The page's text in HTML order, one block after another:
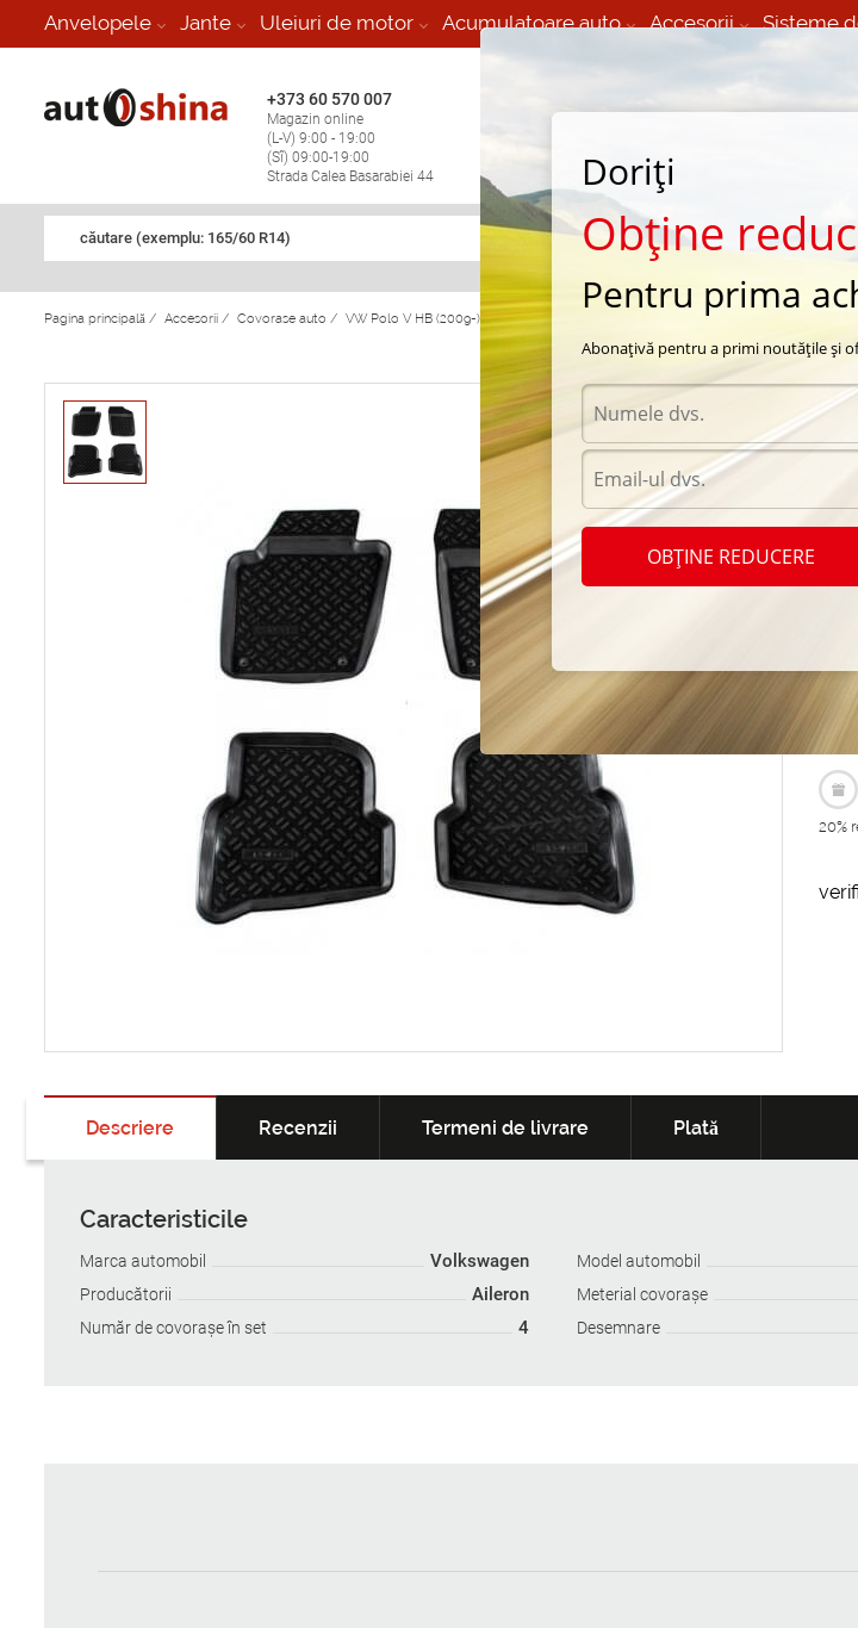
Anvelopele Jante Uleiuri de motor Acumulatoare auto Accesorii Sisteme
+373 60 570 007
Magazin online
(L-V) 9:00 - 19:00
(Sî) 09:00-19:00
Strada Calea Basarabiei 44
Vulcanizare Mobila 24/7 non
căutare (exemplu: 165/60 R14)
Pagina principală / Accesorii / Covorase auto / VW Polo V HB (2009-) salon
20%
Descriere Recenzii Termeni de livrare Plată
Caracteristicile
Marca automobil Volkswagen Model automobil
Producătorii Aileron Meterial covoraşe
Număr de covoraşe în set 4 Desemnare
Doriți
Obține
Pentru prima
Abonațivă pentru a primi noutățile și
OBȚINE REDUCERE